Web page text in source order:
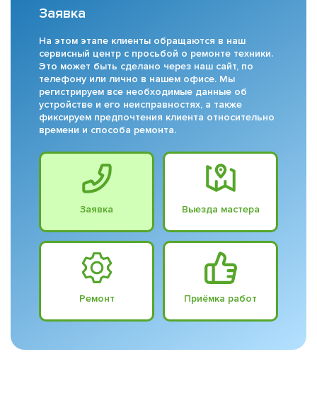
Заявка
На этом этапе клиенты обращаются в наш
сервисный центр с просьбой о ремонте техники.
Это может быть сделано через наш сайт, по
телефону или лично в нашем офисе. Мы
регистрируем все необходимые данные об
устройстве и его неисправностях, а также
фиксируем предпочтения клиента относительно
времени и способа ремонта.
Заявка Выезда мастера
Ремонт Приёмка работ